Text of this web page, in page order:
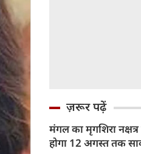
ज़रूर पढ़ें
मंगल का मृगशिरा
होगा 12 अगस्त तक